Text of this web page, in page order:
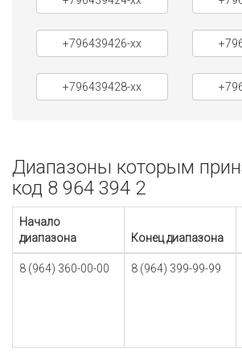
+796439426-xx
+796439428-xx
Диапазоны которым
код 8 964 394 2
Начало
диапазона
Конец диапазона
8 (964) 360-00-00 8 (964) 399-99-99